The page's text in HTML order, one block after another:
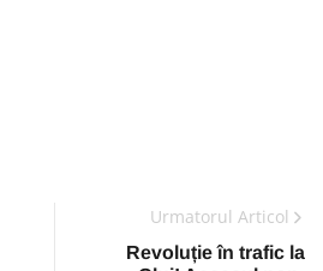
Urmatorul Articol
Revoluție în trafic la